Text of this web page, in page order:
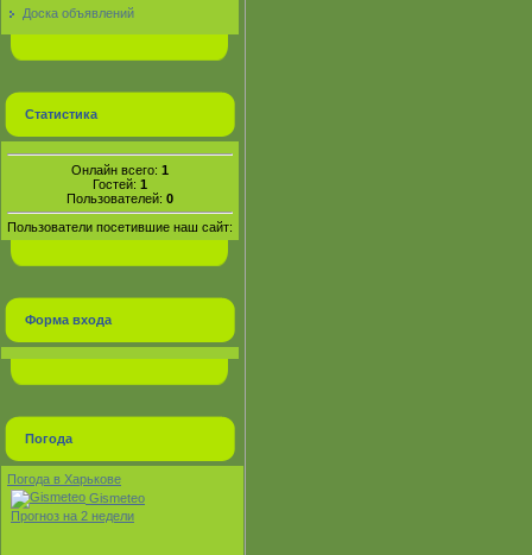
Доска объявлений
Статистика
Онлайн всего: 1
Гостей: 1
Пользователей: 0
Пользователи посетившие наш сайт:
Форма входа
Погода
Погода в Харькове
Gismeteo
Прогноз на 2 недели